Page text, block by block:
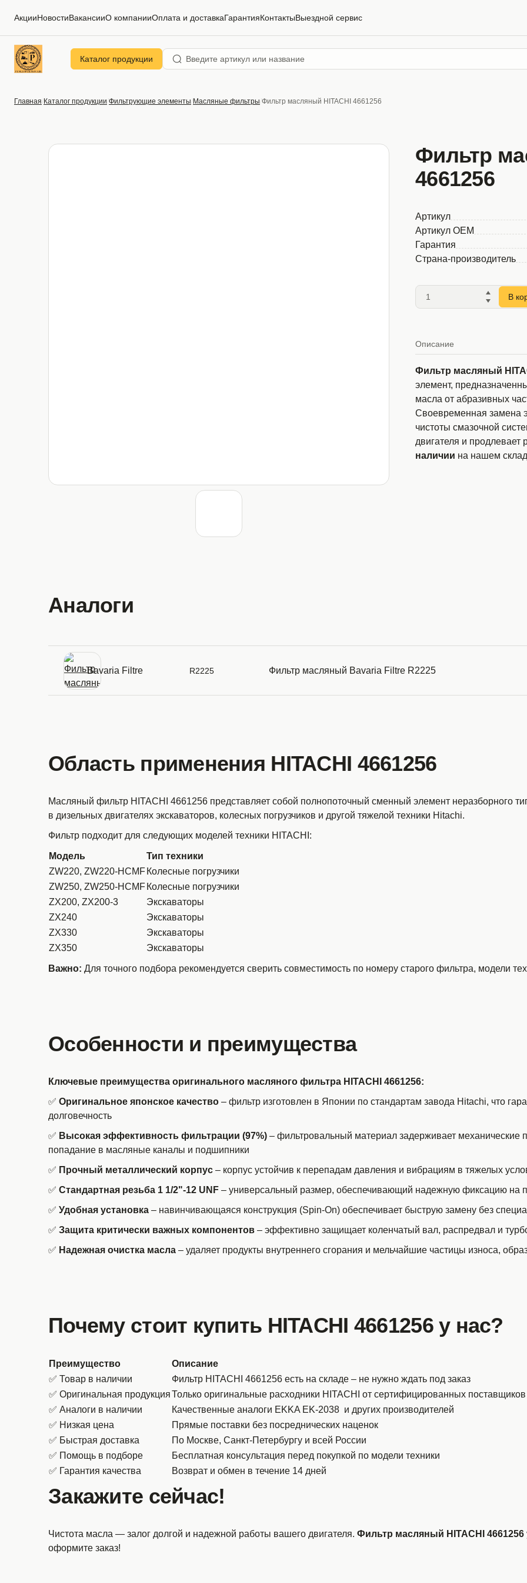
АкцииНовостиВакансииО компанииОплата и доставкаГарантияКонтактыВыездной сервис
Каталог продукции
Главная Каталог продукции Фильтрующие элементы Масляные фильтры Фильтр масляный HITACHI 4661256
Фильтр
4661256
Артикул
Артикул OEM
Гарантия
Страна-производитель
В
Описание
Фильтр масляный
элемент,
масла от абразивных
Своевременная замена
чистоты смазочной
двигателя и продлевает
наличии на нашем
Аналоги
Bavaria Filtre R2225 Фильтр масляный Bavaria Filtre R2225
Область применения HITACHI 4661256
Масляный фильтр HITACHI 4661256 представляет собой полнопоточный сменный элемент неразборного
в дизельных двигателях экскаваторов, колесных погрузчиков и другой тяжелой техники Hitachi.
Фильтр подходит для следующих моделей техники HITACHI:
Модель
Тип техники
ZW220, ZW220-HCMF Колесные погрузчики
ZW250, ZW250-HCMF Колесные погрузчики
ZX200, ZX200-3
Экскаваторы
ZX240
Экскаваторы
ZX330
Экскаваторы
ZX350
Экскаваторы
Важно: Для точного подбора рекомендуется сверить совместимость по номеру старого фильтра, модели
Особенности и преимущества
Ключевые преимущества оригинального масляного фильтра HITACHI 4661256:
✅ Оригинальное японское качество – фильтр изготовлен в Японии по стандартам завода Hitachi, что
долговечность
✅ Высокая эффективность фильтрации (97%) – фильтровальный материал задерживает механические
попадание в масляные каналы и подшипники
✅ Прочный металлический корпус – корпус устойчив к перепадам давления и вибрациям в тяжелых
✅ Стандартная резьба 1 1/2"-12 UNF – универсальный размер, обеспечивающий надежную фиксацию на
✅ Удобная установка – навинчивающаяся конструкция (Spin-On) обеспечивает быструю замену без
✅ Защита критически важных компонентов – эффективно защищает коленчатый вал, распредвал и
✅ Надежная очистка масла – удаляет продукты внутреннего сгорания и мельчайшие частицы износа,
Почему стоит купить HITACHI 4661256 у нас?
Преимущество
Описание
✅ Товар в наличии
Фильтр HITACHI 4661256 есть на складе – не нужно ждать под заказ
✅ Оригинальная продукцияТолько оригинальные расходники HITACHI от сертифицированных поставщиков
✅ Аналоги в наличии
Качественные аналоги EKKA EK-2038 и других производителей
✅ Низкая цена
Прямые поставки без посреднических наценок
✅ Быстрая доставка
По Москве, Санкт-Петербургу и всей России
✅ Помощь в подборе
Бесплатная консультация перед покупкой по модели техники
✅ Гарантия качества
Возврат и обмен в течение 14 дней
Закажите сейчас!
Чистота масла — залог долгой и надежной работы вашего двигателя. Фильтр масляный HITACHI 4661256
оформите заказ!